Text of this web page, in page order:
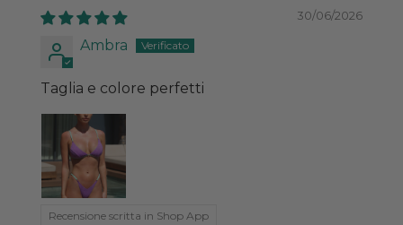
30/06/2026
Ambra
Taglia e colore perfetti
Recensione scritta in Shop App